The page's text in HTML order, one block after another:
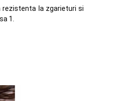
rezistenta la zgarieturi si
1.